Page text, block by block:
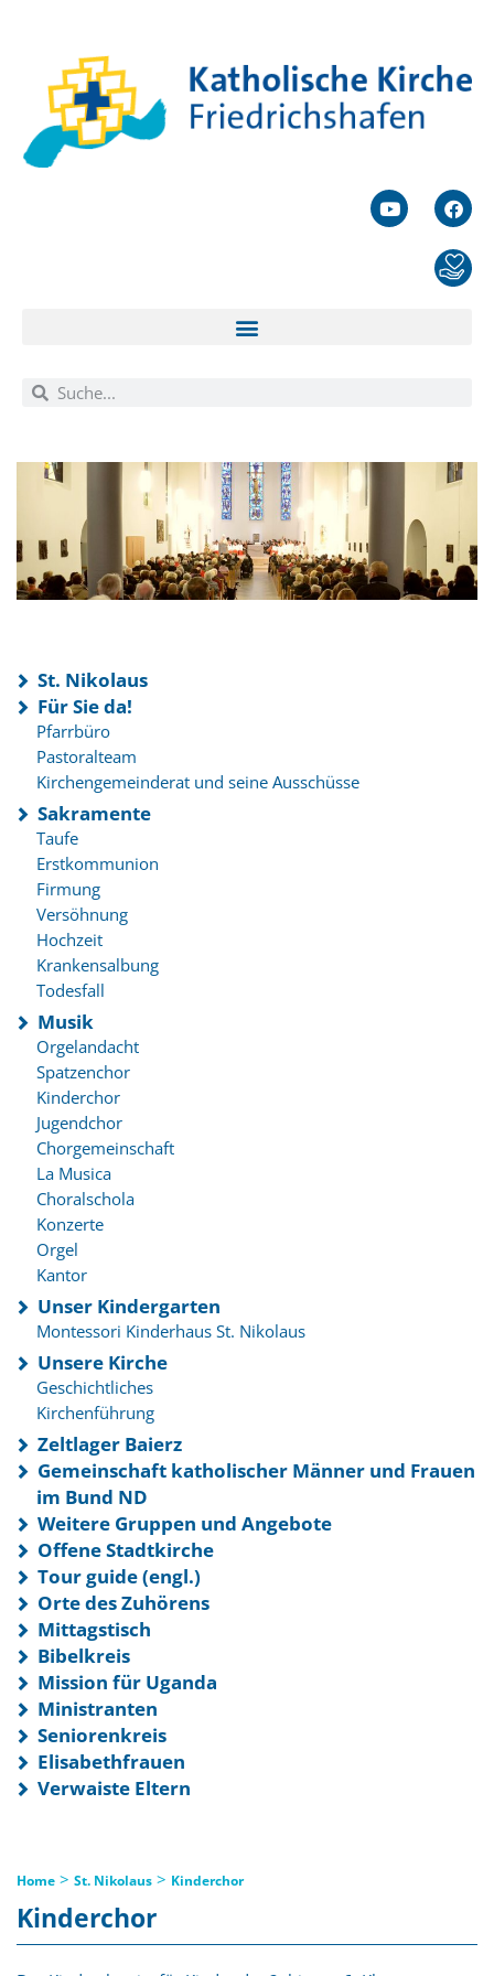
St. Nikolaus
Für Sie da!
Pfarrbüro
Pastoralteam
Kirchengemeinderat und seine Ausschüsse
Sakramente
Taufe
Erstkommunion
Firmung
Versöhnung
Hochzeit
Krankensalbung
Todesfall
Musik
Orgelandacht
Spatzenchor
Kinderchor
Jugendchor
Chorgemeinschaft
La Musica
Choralschola
Konzerte
Orgel
Kantor
Unser Kindergarten
Montessori Kinderhaus St. Nikolaus
Unsere Kirche
Geschichtliches
Kirchenführung
Zeltlager Baierz
Gemeinschaft katholischer Männer und Frauen
im Bund ND
Weitere Gruppen und Angebote
Offene Stadtkirche
Tour guide (engl.)
Orte des Zuhörens
Mittagstisch
Bibelkreis
Mission für Uganda
Ministranten
Seniorenkreis
Elisabethfrauen
Verwaiste Eltern
Home > St. Nikolaus > Kinderchor
Kinderchor